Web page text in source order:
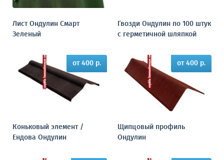
Лист Ондулин Смарт
Зеленый
Гвозди Ондулин по 100 штук
с герметичной шляпкой
от 400 р.
Коньковый элемент /
Ендова Ондулин
от 400 р.
Щипцовый профиль
Ондулин